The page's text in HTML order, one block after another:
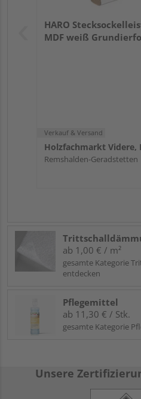
HARO
MDF weiß
Verkauf & Versand
Holzfachmarkt Videre,
Remshalden-Geradstetten
ab 1,00 € / m²
gesamte Kategorie
entdecken
Pflegemittel
ab 11,30 € / Stk.
gesamte Kategorie
Unsere